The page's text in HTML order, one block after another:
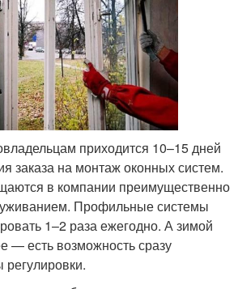
приходится 10–15 дней
заказа на монтаж оконных систем.
в компании преимущественно
Профильные системы
1–2 раза ежегодно. А зимой
— есть возможность сразу
регулировки.